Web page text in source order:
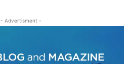
- Advertisment -